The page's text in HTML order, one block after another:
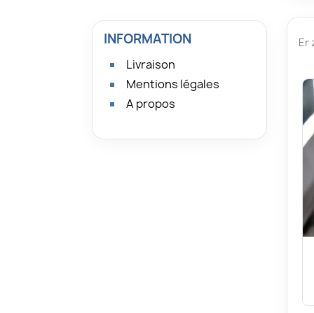
INFORMATION
Livraison
Mentions légales
A propos
Er